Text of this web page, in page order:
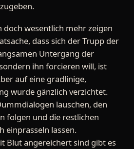
doch wesentlich mehr zeigen
dass sich der Trupp der
Untergang der
ihn forcieren will, ist
auf eine gradlinige,
wurde gänzlich verzichtet.
lauschen, den
folgen und die restlichen
einprasseln lassen.
Blut angereichert sind gibt es